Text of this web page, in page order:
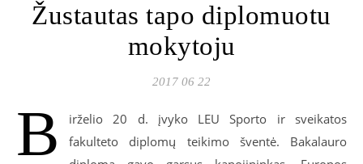
Žustautas tapo diplomuotu
mokytoju
2017 06 22
B
irželio 20 d. įvyko LEU Sporto ir sveikatos
fakulteto diplomų teikimo šventė. Bakalauro